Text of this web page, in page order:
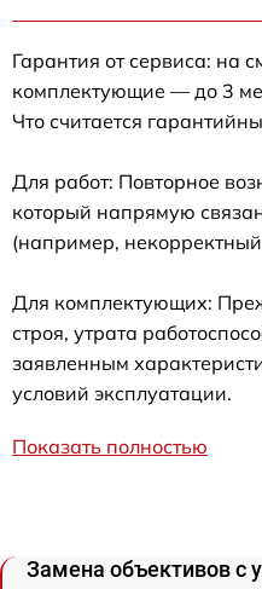
Гарантия от сервиса: на
комплектующие — до 3
Что считается
Для работ: Повторное
который напрямую
(например,
Для комплектующих:
строя, утрата
заявленным
условий эксплуатации.
Показать полностью
Замена объективов с